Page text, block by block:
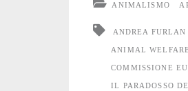
ANIMALISMO
ANDREA FURLAN
ANIMAL WELFARE
COMMISSIONE
IL PARADOSSO